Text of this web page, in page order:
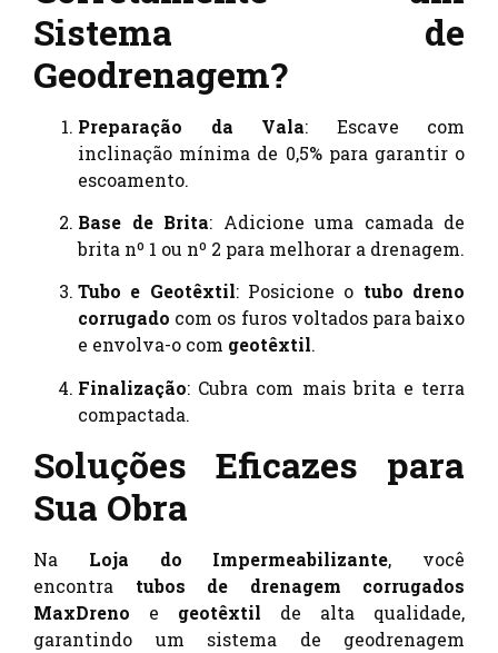
Sistema de
Geodrenagem?
Preparação da Vala: Escave com
inclinação mínima de 0,5% para garantir o
escoamento.
Base de Brita: Adicione uma camada de
brita nº 1 ou nº 2 para melhorar a drenagem.
Tubo e Geotêxtil: Posicione o tubo dreno
corrugado com os furos voltados para baixo
e envolva-o com geotêxtil.
Finalização: Cubra com mais brita e terra
compactada.
Soluções Eficazes para
Sua Obra
Na Loja do Impermeabilizante, você
encontra tubos de drenagem corrugados
MaxDreno e geotêxtil de alta qualidade,
garantindo um sistema de geodrenagem